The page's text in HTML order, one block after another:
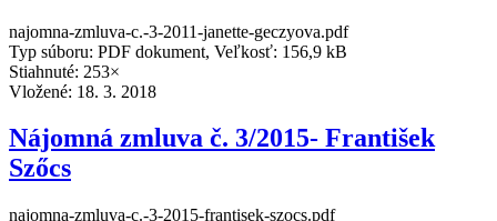
najomna-zmluva-c.-3-2011-janette-geczyova.pdf
Typ súboru: PDF dokument, Veľkosť: 156,9 kB
Stiahnuté: 253×
Vložené: 18. 3. 2018
Nájomná zmluva č. 3/2015- František
Szőcs
najomna-zmluva-c.-3-2015-frantisek-szocs.pdf